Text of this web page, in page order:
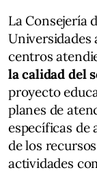
La Consejería
Universidades
centros
la calidad del
proyecto
planes de
específicas de
de los
actividades